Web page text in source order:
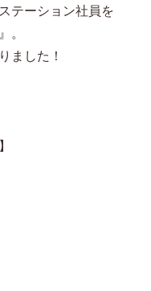
テーション社員を
。
ました！